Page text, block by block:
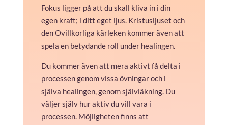
Fokus ligger på att du skall kliva in i din
egen kraft; i ditt eget ljus. Kristusljuset och
den Ovillkorliga kärleken kommer även att
spela en betydande roll under healingen.
Du kommer även att mera aktivt få delta i
processen genom vissa övningar och i
själva healingen, genom självläkning. Du
väljer själv hur aktiv du vill vara i
processen. Möjligheten finns att